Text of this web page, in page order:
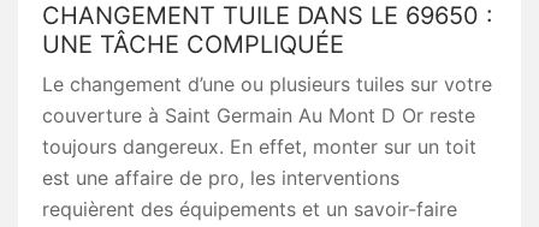
CHANGEMENT TUILE DANS LE 69650 :
UNE TÂCHE COMPLIQUÉE
Le changement d’une ou plusieurs tuiles sur votre
couverture à Saint Germain Au Mont D Or reste
toujours dangereux. En effet, monter sur un toit
est une affaire de pro, les interventions
requièrent des équipements et un savoir-faire